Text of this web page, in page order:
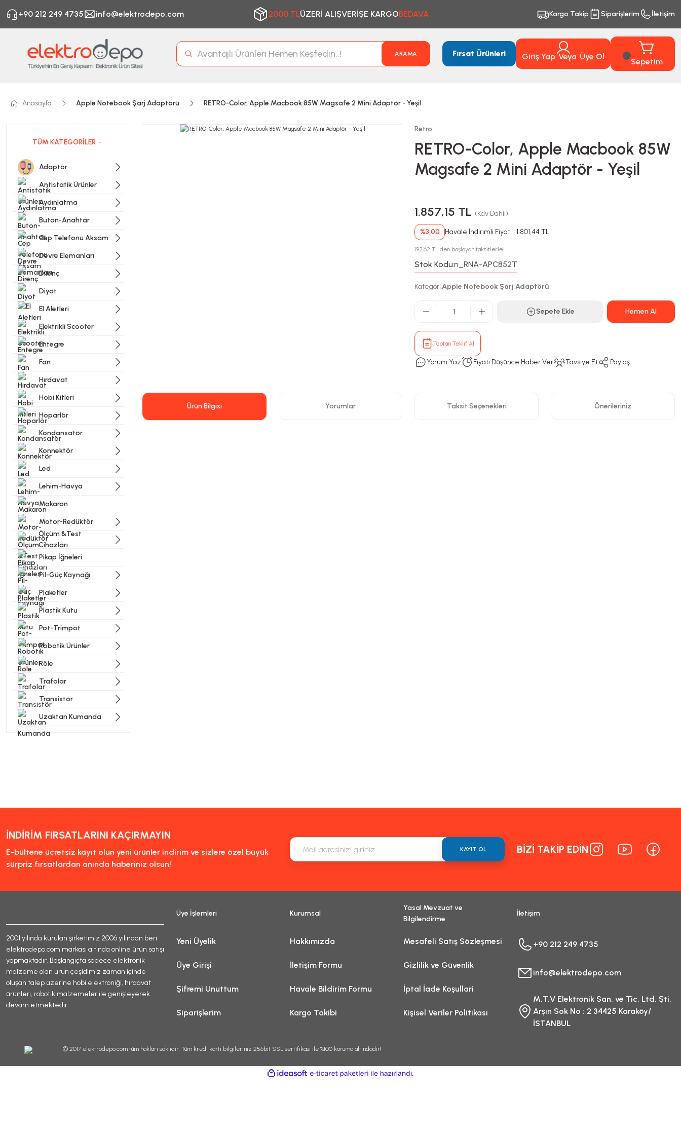
+90 212 249 4735 info@elektrodepo.com 2000 TLÜZERİ ALIŞVERİŞE KARGOBEDAVA Kargo Takip Siparişlerim İletişim
ARAMA Fırsat Ürünleri Giriş Yap Veya Üye Ol
Sepetim
Anasayfa Apple Notebook Şarj Adaptörü RETRO-Color, Apple Macbook 85W Magsafe 2 Mini Adaptör - Yeşil
TÜM KATEGORİLER
Adaptör
Antistatik Ürünler
Aydınlatma
Buton-Anahtar
Cep Telefonu Aksam
Devre Elemanları
Direnç
Diyot
El Aletleri
Elektrikli Scooter
Entegre
Fan
Hırdavat
Hobi Kitleri
Hoparlör
Kondansatör
Konnektör
Led
Lehim-Havya
Makaron
Motor-Redüktör
Ölçüm &Test
Cihazları
Pikap İğneleri
Pil-Güç Kaynağı
Plaketler
Plastik Kutu
Pot-Trimpot
Robotik Ürünler
Röle
Trafolar
Transistör
Uzaktan Kumanda
Retro
RETRO-Color, Apple Macbook 85W
Magsafe 2 Mini Adaptör - Yeşil
1.857,15 TL (Kdv Dahil)
%3,00 Havale İndirimli Fiyatı : 1.801,44 TL
192,62 TL den başlayan taksitlerle!!
Stok Kodu:n_RNA-APC852T
Kategori:Apple Notebook Şarj Adaptörü
Sepete Ekle Hemen Al
Toptan Teklif Al
Yorum Yaz Fiyatı Düşünce Haber Ver Tavsiye Et Paylaş
Ürün Bilgisi Yorumlar Taksit Seçenekleri Önerileriniz
İNDİRİM FIRSATLARINI KAÇIRMAYIN
E-bültene ücretsiz kayıt olun yeni ürünler indirim ve sizlere özel büyük
sürpriz fırsatlardan anında haberiniz olsun!
KAYIT OL BİZİ TAKİP EDİN
2001 yılında kurulan şirketimiz 2006 yılından beri
elektrodepo.com markası altında online ürün satışı
yapmaktadır. Başlangıçta sadece elektronik
malzeme olan ürün çeşidimiz zaman içinde
oluşan talep üzerine hobi elektroniği, hırdavat
ürünleri, robotik malzemeler ile genişleyerek
devam etmektedir.
Üye İşlemleri
Yeni Üyelik
Üye Girişi
Şifremi Unuttum
Siparişlerim
Kurumsal
Hakkımızda
İletişim Formu
Havale Bildirim Formu
Kargo Takibi
Yasal Mevzuat ve
Bilgilendirme
Mesafeli Satış Sözleşmesi
Gizlilik ve Güvenlik
İptal İade Koşullari
Kişisel Veriler Politikası
İletişim
+90 212 249 4735
info@elektrodepo.com
M.T.V Elektronik San. ve Tic. Ltd. Şti.
Arşın Sok No : 2 34425 Karaköy/
İSTANBUL
© 2017 elektrodepo.com tüm hakları saklıdır. Tüm kredi kartı bilgileriniz 256bit SSL sertifikası ile %100 koruma altındadır!
ideasoft
e-